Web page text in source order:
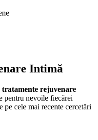
Intimă
tratamente rejuvenare
pentru nevoile fiecărei
pe cele mai recente cercetări